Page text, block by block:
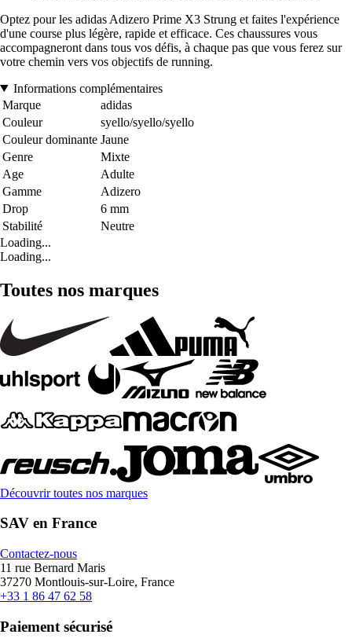
Optez pour les adidas Adizero Prime X3 Strung et faites l'expérience
d'une course plus légère, rapide et efficace. Ces chaussures vous
accompagneront dans tous vos défis, à chaque pas que vous ferez sur
votre chemin vers vos objectifs de running.
Informations complémentaires
Marque
adidas
Couleur
syello/syello/syello
Couleur dominante Jaune
Genre
Mixte
Age
Adulte
Gamme
Adizero
Drop
6 mm
Stabilité
Neutre
Loading...
Loading...
Toutes nos marques
Découvrir toutes nos marques
SAV en France
Contactez-nous
11 rue Bernard Maris
37270 Montlouis-sur-Loire, France
+33 1 86 47 62 58
Paiement sécurisé